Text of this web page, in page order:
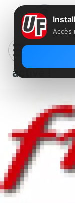
Le
activé !
Accès